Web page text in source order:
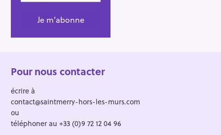
Pour nous contacter
écrire à
contact@saintmerry-hors-les-murs.com
ou
téléphoner au +33 (0)9 72 12 04 96